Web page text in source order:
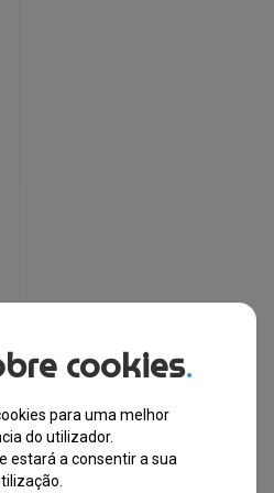
cookies.
para uma melhor
do utilizador.
estará a consentir a sua